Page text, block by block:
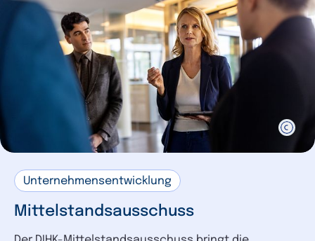
Unternehmensentwicklung
Mittelstandsausschuss